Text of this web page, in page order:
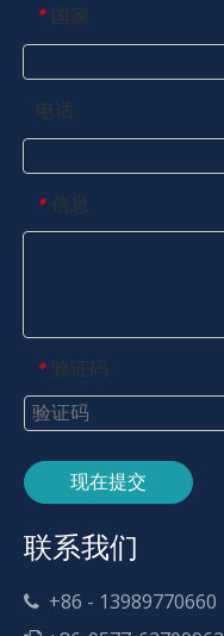
* 国家
电话
* 信息
* 验证码
现在提交
联系我们
 +86 - 13989770660